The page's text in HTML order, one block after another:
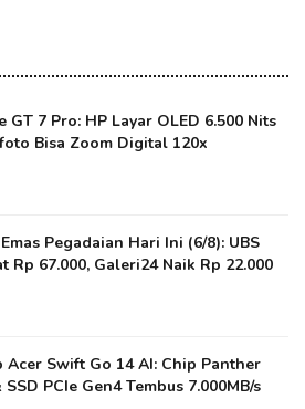
GT 7 Pro: HP Layar OLED 6.500 Nits
Bisa Zoom Digital 120x
Pegadaian Hari Ini (6/8): UBS
Rp 67.000, Galeri24 Naik Rp 22.000
Acer Swift Go 14 AI: Chip Panther
SSD PCIe Gen4 Tembus 7.000MB/s